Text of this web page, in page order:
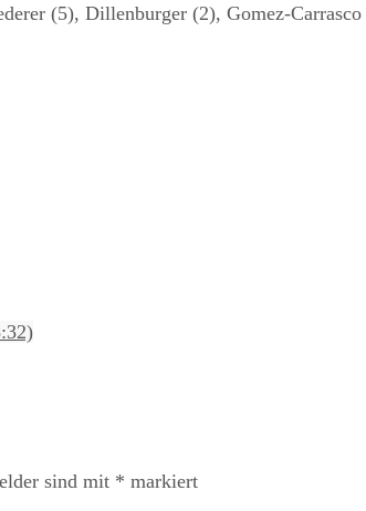
(5), Dillenburger (2), Gomez-Carrasco
sind mit * markiert